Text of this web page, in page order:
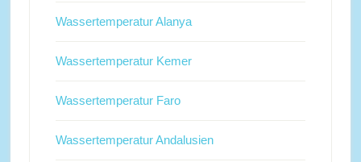
Wassertemperatur Alanya
Wassertemperatur Kemer
Wassertemperatur Faro
Wassertemperatur Andalusien